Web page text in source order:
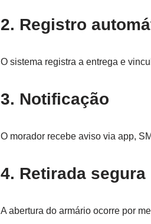
2. Registro
O sistema registra a entrega e
3. Notificação
O morador recebe aviso via app,
4. Retirada segura
A abertura do armário ocorre por